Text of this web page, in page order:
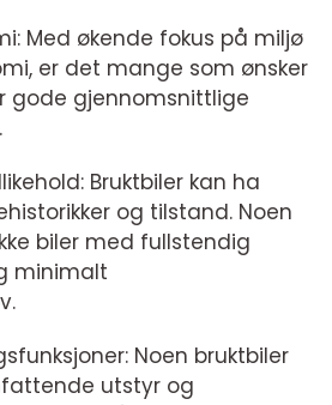
Med økende fokus på miljø
er det mange som ønsker
gode gjennomsnittlige
Bruktbiler kan ha
og tilstand. Noen
biler med fullstendig
minimalt
Noen bruktbiler
utstyr og